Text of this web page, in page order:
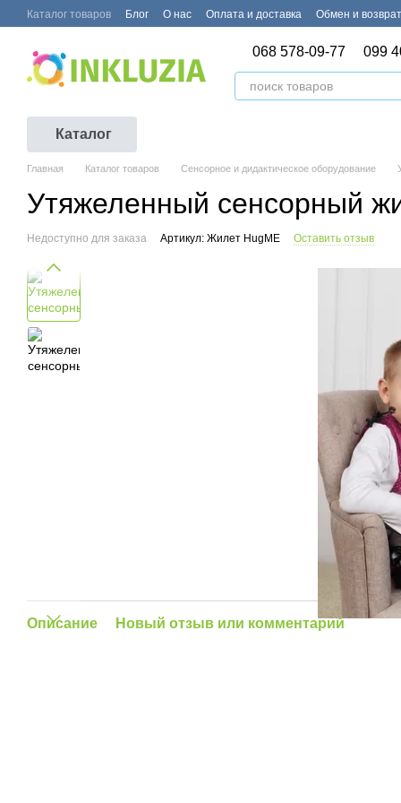
Перейти к основному контенту
Каталог товаров Блог О нас Оплата и доставка Обмен и возврат
068 578-09-77 099
Каталог
Главная Каталог товаров Сенсорное и дидактическое оборудование
Утяжеленный сенсорный
Недоступно для заказа Артикул: Жилет HugME Оставить отзыв
Описание Новый отзыв или комментарий